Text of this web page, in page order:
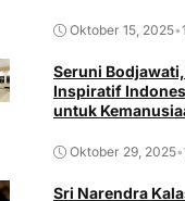
Oktober 15, 2025•
Seruni
Inspiratif
untuk
Oktober 29, 2025•
Sri Narendra